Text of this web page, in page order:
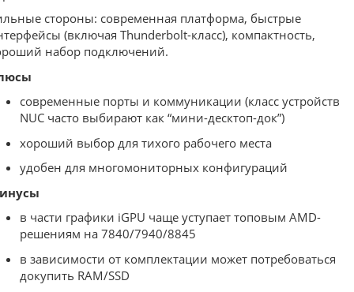
стороны: современная платформа, быстрые
(включая Thunderbolt-класс), компактность,
набор подключений.
современные порты и коммуникации (класс устройств
NUC часто выбирают как “мини-десктоп-док”)
хороший выбор для тихого рабочего места
удобен для многомониторных конфигураций
в части графики iGPU чаще уступает топовым AMD-
решениям на 7840/7940/8845
в зависимости от комплектации может потребоваться
докупить RAM/SSD